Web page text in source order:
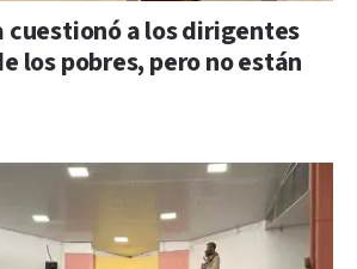
cuestionó a los dirigentes
los pobres, pero no están